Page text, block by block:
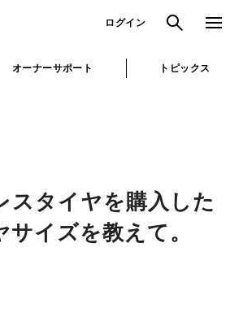
ログイン 検索 メニュ
オーナーサポート トピックス
スタイヤを購入した
サイズを教えて。